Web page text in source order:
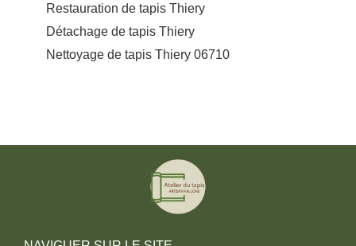
Restauration de tapis Thiery
Détachage de tapis Thiery
Nettoyage de tapis Thiery 06710